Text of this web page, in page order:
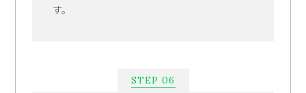
す。
STEP 06